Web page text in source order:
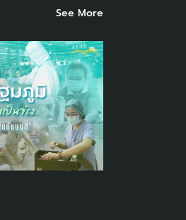
See More